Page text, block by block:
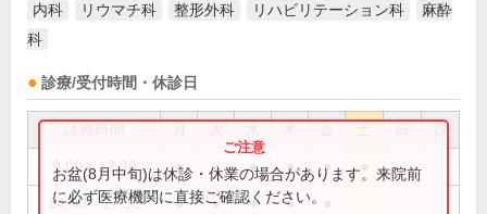
内科 リウマチ科 整形外科 リハビリテーション科
麻酔
科
診療/受付時間・休診日
祝
9:00～12:30 ● ● ● ● ●
14:00～17:30 ● ● ● ●
お盆(8月中旬)は休診・休業の場合があります。来院前
に必ず医療機関に直接ご確認ください。